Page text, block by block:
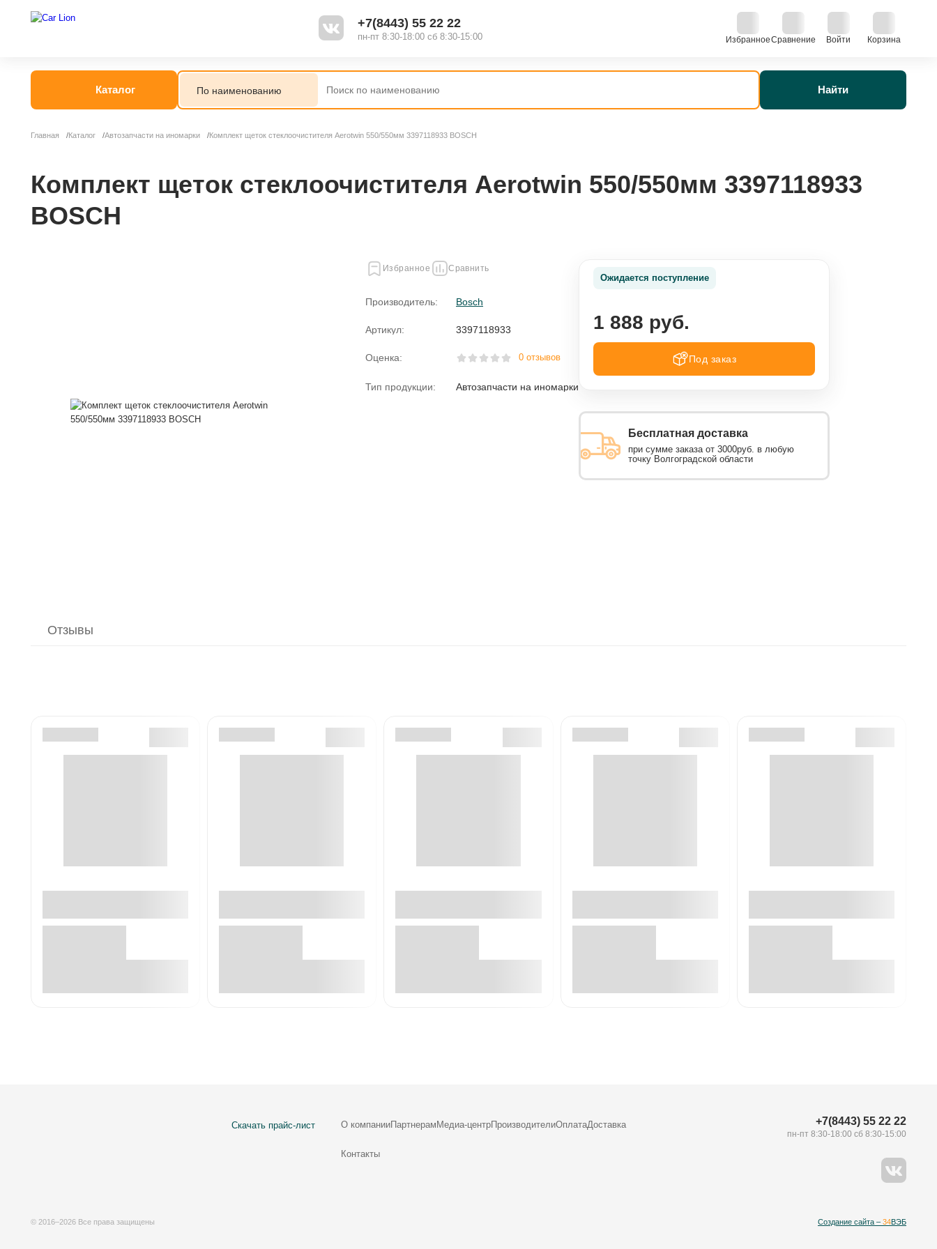
+7(8443) 55 22 22
пн-пт 8:30-18:00 сб 8:30-15:00 ИзбранноеСравнение Войти Корзина
Каталог Найти
Главная Каталог Автозапчасти на иномарки Комплект щеток стеклоочистителя Aerotwin 550/550мм 3397118933 BOSCH
Комплект щеток стеклоочистителя Aerotwin 550/550мм 3397118933
BOSCH
Избранное Сравнить
Производитель: Bosch
Артикул: 3397118933
Оценка: 0 отзывов
Тип продукции: Автозапчасти на иномарки
Ожидается поступление
1 888 руб.
Под заказ
Бесплатная доставка
при сумме заказа от 3000руб. в любую
точку Волгоградской области
Отзывы
Скачать прайс-лист О компанииПартнерам Медиа-центрПроизводителиОплатаДоставка
Контакты
+7(8443) 55 22 22
пн-пт 8:30-18:00 сб 8:30-15:00
© 2016–2026 Все права защищены Создание сайта – 34ВЭБ